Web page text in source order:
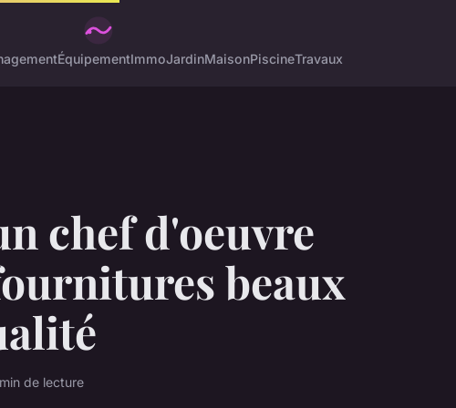
ÉquipementImmoJardinMaisonPiscineTravaux
chef d'oeuvre
beaux
de lecture